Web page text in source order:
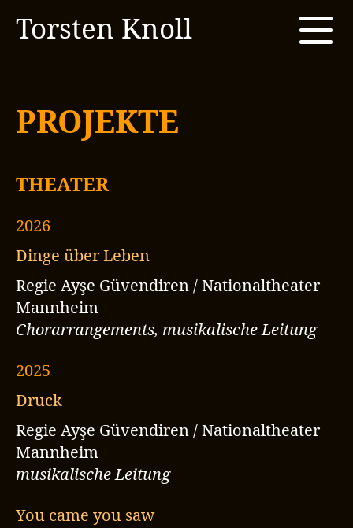
Torsten Knoll
Projekte
Kontakt & Booking
PROJEKTE
THEATER
2026
Dinge über Leben
Regie Ayşe Güvendiren / Nationaltheater
Mannheim
Chorarrangements, musikalische Leitung
2025
Druck
Regie Ayşe Güvendiren / Nationaltheater
Mannheim
musikalische Leitung
You came you saw